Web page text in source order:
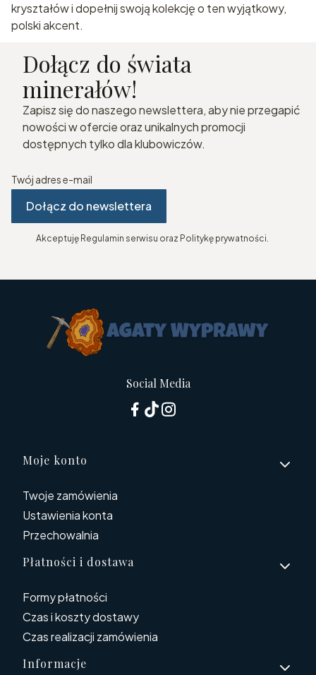
kryształów i dopełnij swoją kolekcję o ten wyjątkowy,
polski akcent.
Dołącz do świata
minerałów!
Zapisz się do naszego newslettera, aby nie przegapić
nowości w ofercie oraz unikalnych promocji
dostępnych tylko dla klubowiczów.
Twój adres e-mail
Dołącz do newslettera
Akceptuję Regulamin serwisu oraz Politykę prywatności.
Social Media
Linki w stopce
Moje konto
Twoje zamówienia
Ustawienia konta
Przechowalnia
Płatności i dostawa
Formy płatności
Czas i koszty dostawy
Czas realizacji zamówienia
Informacje